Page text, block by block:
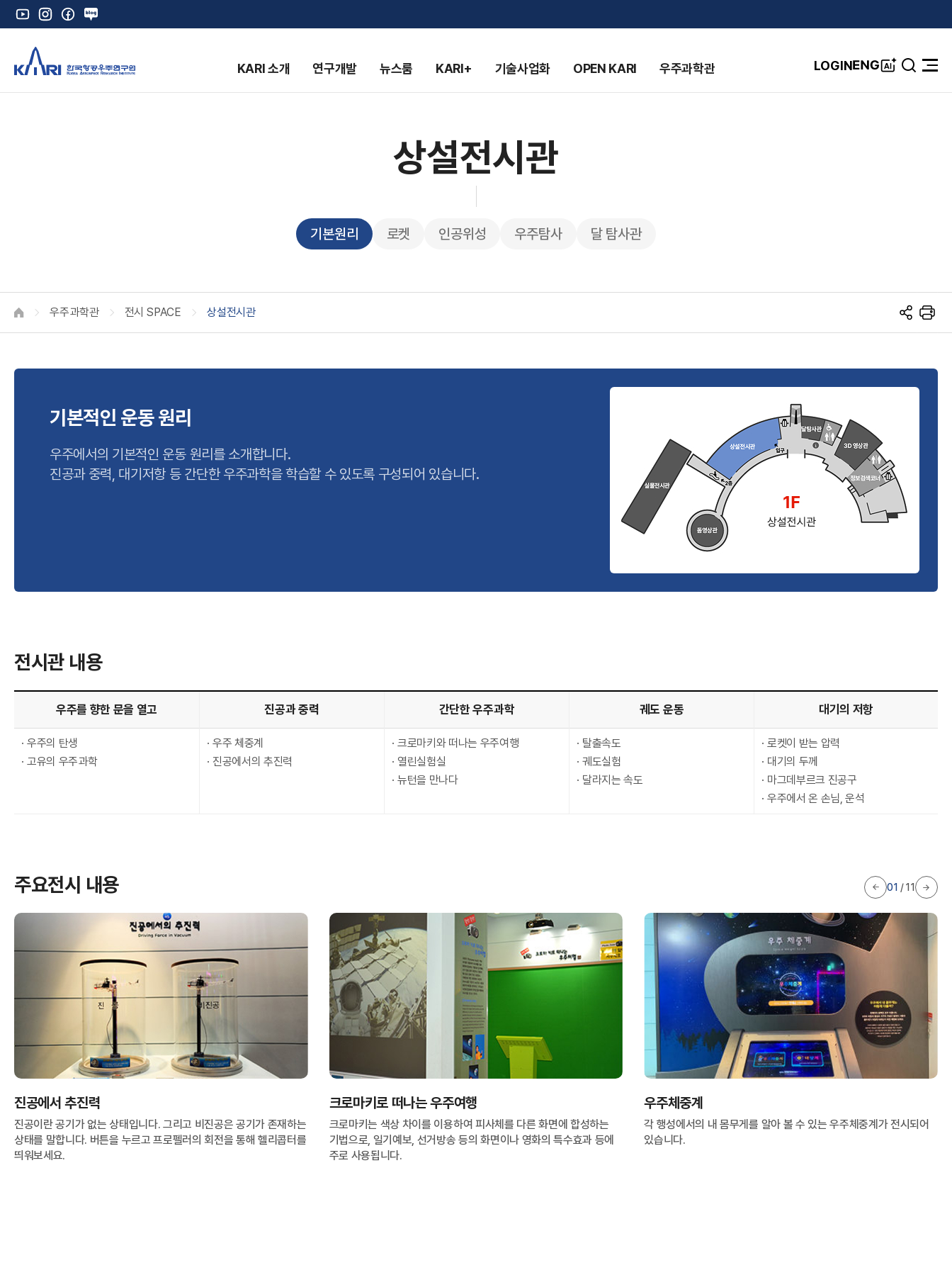
유
튜
인
스
그
램
페
이
네
로
그
A
R
I
한
국
KARI 소개 연구개발 뉴스룸 KARI+ 기술사업화 OPEN KARI 우주과학관 LOGINENG A
검
전
상설전시관
기본원리 로켓 인공위성 우주탐사 달 탐사관
HOME 우주과학관 전시 SPACE 상설전시관
S
N
유
프
린
기본적인 운동 원리
우주에서의 기본적인 운동 원리를 소개합니다.
진공과 중력, 대기저항 등 간단한 우주과학을 학습할 수 있도록 구성되어 있습니다.
전시관 내용
우주를 향한 문을 열고 진공과 중력 간단한 우주과학 궤도 운동 대기의 저항
우주의 탄생
고유의 우주과학
우주 체중계
진공에서의 추진력
크로마키와 떠나는 우주여행
열린실험실
뉴턴을 만나다
탈출속도
궤도실험
달라지는 속도
로켓이 받는 압력
대기의 두께
마그데부르크 진공구
우주에서 온 손님, 운석
주요전시 내용
진공에서 추진력
진공이란 공기가 없는 상태입니다. 그리고 비진공은 공기가 존재하는
상태를 말합니다. 버튼을 누르고 프로펠러의 회전을 통해 헬리콥터를
띄워보세요.
크로마키로 떠나는 우주여행
크로마키는 색상 차이를 이용하여 피사체를 다른 화면에 합성하는
기법으로, 일기예보, 선거방송 등의 화면이나 영화의 특수효과 등에
주로 사용됩니다.
우주체중계
각 행성에서의 내 몸무게를 알아 볼 수 있는 우주체중계가 전시되어
있습니다.
01 /11